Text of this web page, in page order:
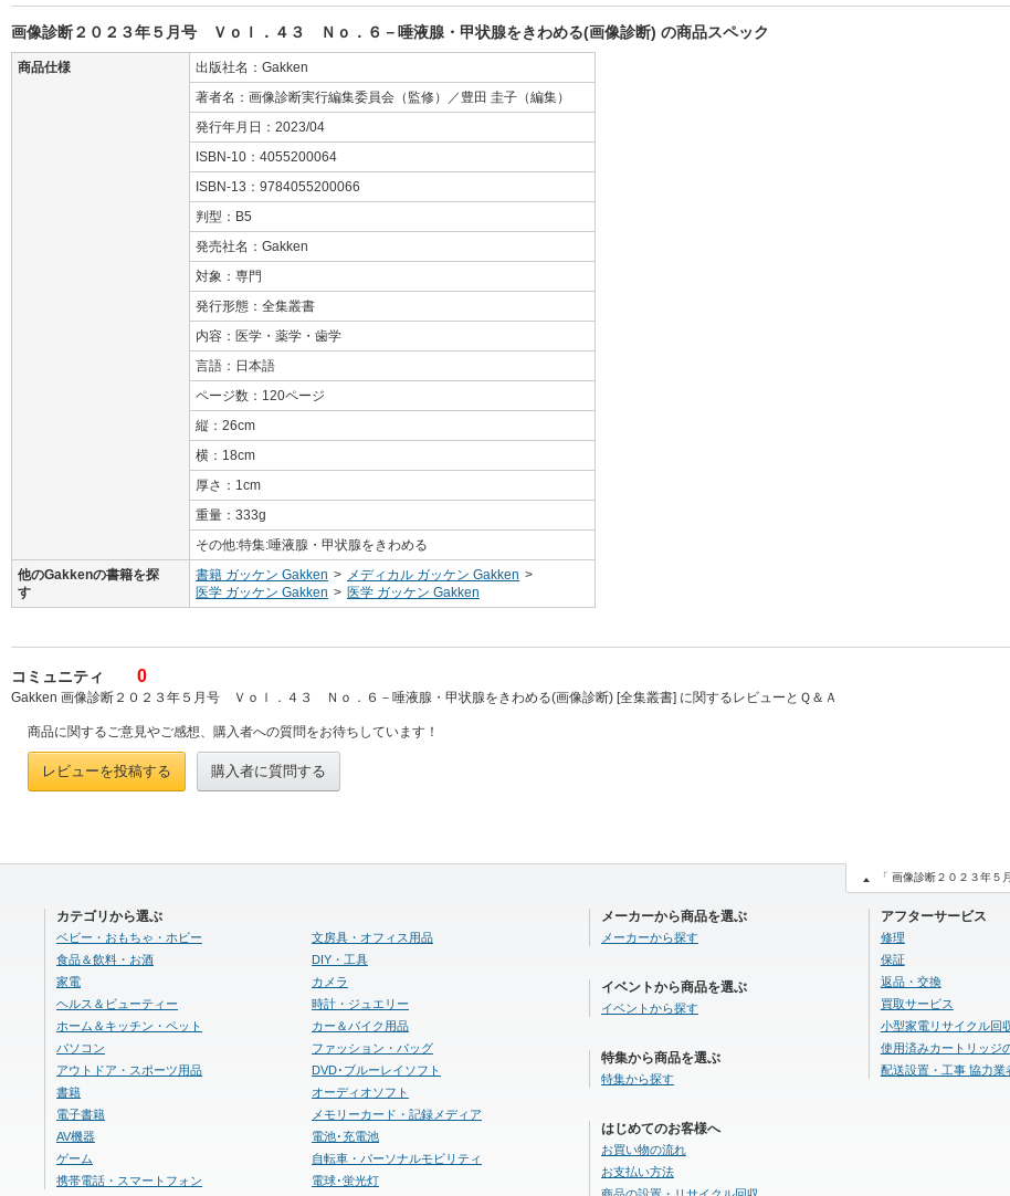
画像診断２０２３年５月号 Ｖｏｌ．４３ Ｎｏ．６－唾液腺・甲状腺をきわめる(画像診断) の商品スペック
商品仕様
出版社名：Gakken
著者名：画像診断実行編集委員会（監修）／豊田 圭子（編集）
発行年月日：2023/04
ISBN-10：4055200064
ISBN-13：9784055200066
判型：B5
発売社名：Gakken
対象：専門
発行形態：全集叢書
内容：医学・薬学・歯学
言語：日本語
ページ数：120ページ
縦：26cm
横：18cm
厚さ：1cm
重量：333g
その他:特集:唾液腺・甲状腺をきわめる
他のGakkenの書籍を探
す
書籍 ガッケン Gakken > メディカル ガッケン Gakken >
医学 ガッケン Gakken > 医学 ガッケン Gakken
コミュニティ 0
Gakken 画像診断２０２３年５月号 Ｖｏｌ．４３ Ｎｏ．６－唾液腺・甲状腺をきわめる(画像診断) [全集叢書] に関するレビューとＱ＆Ａ
商品に関するご意見やご感想、購入者への質問をお待ちしています！
レビューを投稿する 購入者に質問する
カテゴリから選ぶ
ベビー・おもちゃ・ホビー
食品＆飲料・お酒
家電
ヘルス＆ビューティー
ホーム＆キッチン・ペット
パソコン
アウトドア・スポーツ用品
書籍
電子書籍
AV機器
ゲーム
携帯電話・スマートフォン
文房具・オフィス用品
DIY・工具
カメラ
時計・ジュエリー
カー＆バイク用品
ファッション・バッグ
DVD･ブルーレイソフト
オーディオソフト
メモリーカード・記録メディア
電池･充電池
自転車・パーソナルモビリティ
電球･蛍光灯
メーカーから商品を選ぶ
メーカーから探す
イベントから商品を選ぶ
イベントから探す
特集から商品を選ぶ
特集から探す
はじめてのお客様へ
お買い物の流れ
お支払い方法
アフターサービス
修理
保証
返品・交換
買取サービス
小型家電リサイクル回
使用済みカートリッジ
配送設置・工事 協力業
「 画像診断２０２３年